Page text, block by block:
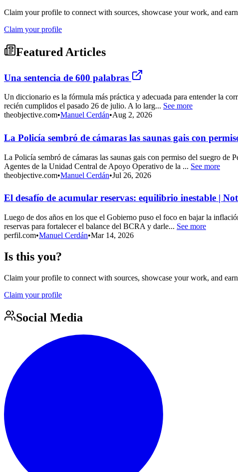
Claim your profile to connect with sources, showcase your work, and
Claim your profile
Featured Articles
Una sentencia de 600 palabras
Un diccionario es la fórmula más práctica y adecuada para entender la
recién cumplidos el pasado 26 de julio. A lo larg... See more
theobjective.com•Manuel Cerdán•Aug 2, 2026
La Policía sembró de cámaras las saunas gais con
La Policía sembró de cámaras las saunas gais con permiso del suegro
Agentes de la Unidad Central de Apoyo Operativo de la ... See more
theobjective.com•Manuel Cerdán•Jul 26, 2026
El desafío de acumular reservas: equilibrio inestable |
Luego de dos años en los que el Gobierno puso el foco en bajar la
reservas para fortalecer el balance del BCRA y darle... See more
perfil.com•Manuel Cerdán•Mar 14, 2026
Is this you?
Claim your profile to connect with sources, showcase your work, and
Claim your profile
Social Media